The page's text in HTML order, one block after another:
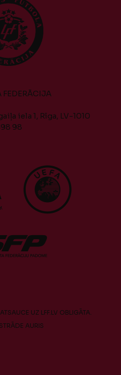
FEDERĀCIJA
iela 1, Rīga, LV-1010
98
UZ LFF.LV OBLIGĀTA.
AURIS